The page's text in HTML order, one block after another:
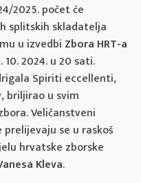
2025. počet će
splitskih skladatelja
u izvedbi Zbora HRT-a
10. 2024. u 20 sati.
Spiriti eccellenti,
briljirao u svim
Veličanstveni
se u raskoš
hrvatske zborske
Kleva.